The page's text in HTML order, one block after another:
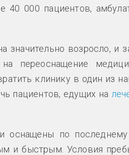
40 000 пациентов,
значительно возросло, и
переоснащение
клинику в один из
пациентов, едущих на
оснащены по
и быстрым. Условия